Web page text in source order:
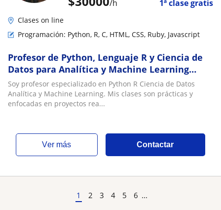
/h 1ª clase gratis
Clases on line
Programación: Python, R, C, HTML, CSS, Ruby, Javascript
Profesor de Python, Lenguaje R y Ciencia de
Datos para Analítica y Machine Learning
aplicado
Soy profesor especializado en Python R Ciencia de Datos
Analítica y Machine Learning. Mis clases son prácticas y
enfocadas en proyectos rea...
ver más Contactar
1 2 3 4 5 6 ...